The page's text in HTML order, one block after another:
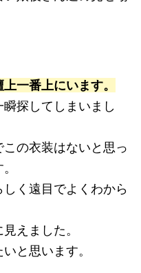
一番上にいます。
探してしまいまし
の衣装はないと思っ
く遠目でよくわから
えました。
と思います。